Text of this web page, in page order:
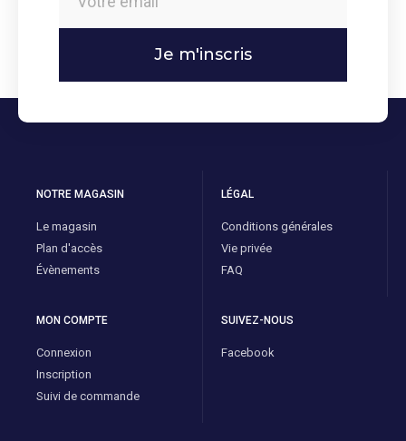
Je m'inscris
NOTRE MAGASIN
Le magasin
Plan d'accès
Évènements
LÉGAL
Conditions générales
Vie privée
FAQ
MON COMPTE
Connexion
Inscription
Suivi de commande
SUIVEZ-NOUS
Facebook